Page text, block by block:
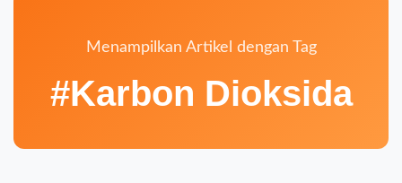
Menampilkan Artikel dengan Tag
#Karbon Dioksida